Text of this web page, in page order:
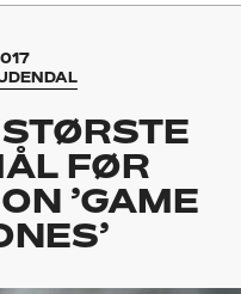
FØR
’GAME